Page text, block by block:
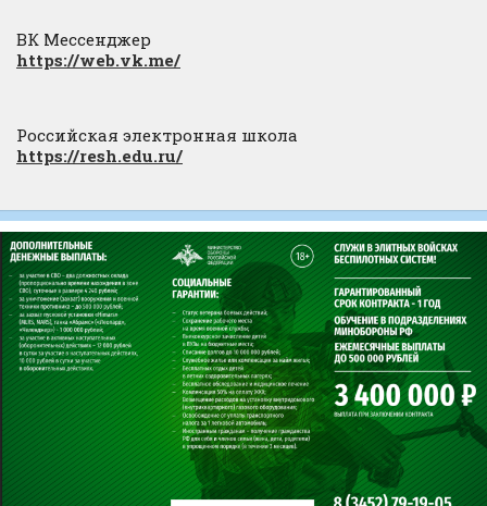
ВК Мессенджер
https://web.vk.me/
Российская электронная школа
https://resh.edu.ru/